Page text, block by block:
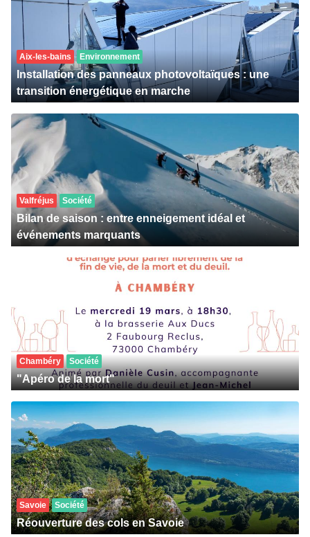
Aix-les-bains Environnement
Installation des panneaux photovoltaïques : une
transition énergétique en marche
Valfréjus Société
Bilan de saison : entre enneigement idéal et
événements marquants
Chambéry Société
"Apéro de la mort"
Savoie Société
Réouverture des cols en Savoie